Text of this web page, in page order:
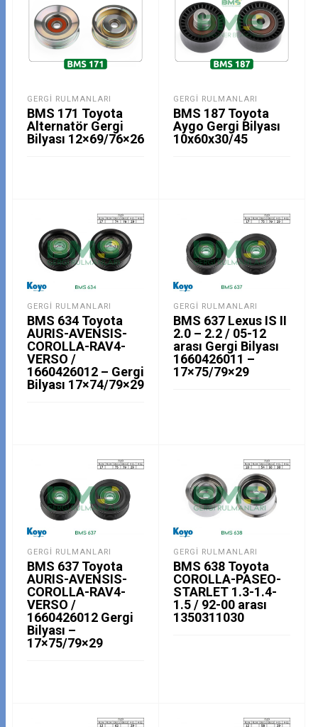
GERGI RULMANLARI
BMS 171 Toyota
Alternatör Gergi
Bilyası 12×69/76×26
GERGI RULMANLARI
BMS 187 Toyota
Aygo Gergi Bilyası
10x60x30/45
GERGI RULMANLARI
BMS 634 Toyota
AURIS-AVENSIS-
COROLLA-RAV4-
VERSO /
1660426012 – Gergi
Bilyası 17×74/79×29
GERGI RULMANLARI
BMS 637 Lexus IS II
2.0 – 2.2 / 05-12
arası Gergi Bilyası
1660426011 –
17×75/79×29
GERGI RULMANLARI
BMS 637 Toyota
AURIS-AVENSIS-
COROLLA-RAV4-
VERSO /
1660426012 Gergi
Bilyası –
17×75/79×29
GERGI RULMANLARI
BMS 638 Toyota
COROLLA-PASEO-
STARLET 1.3-1.4-
1.5 / 92-00 arası
1350311030